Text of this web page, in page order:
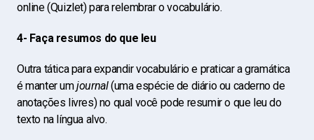
online (Quizlet) para relembrar o vocabulário.
4- Faça resumos do que leu
Outra tática para expandir vocabulário e praticar a gramática
é manter umjournal(uma espécie de diário ou caderno de
anotações livres) no qual você pode resumir o que leu do
texto na língua alvo.